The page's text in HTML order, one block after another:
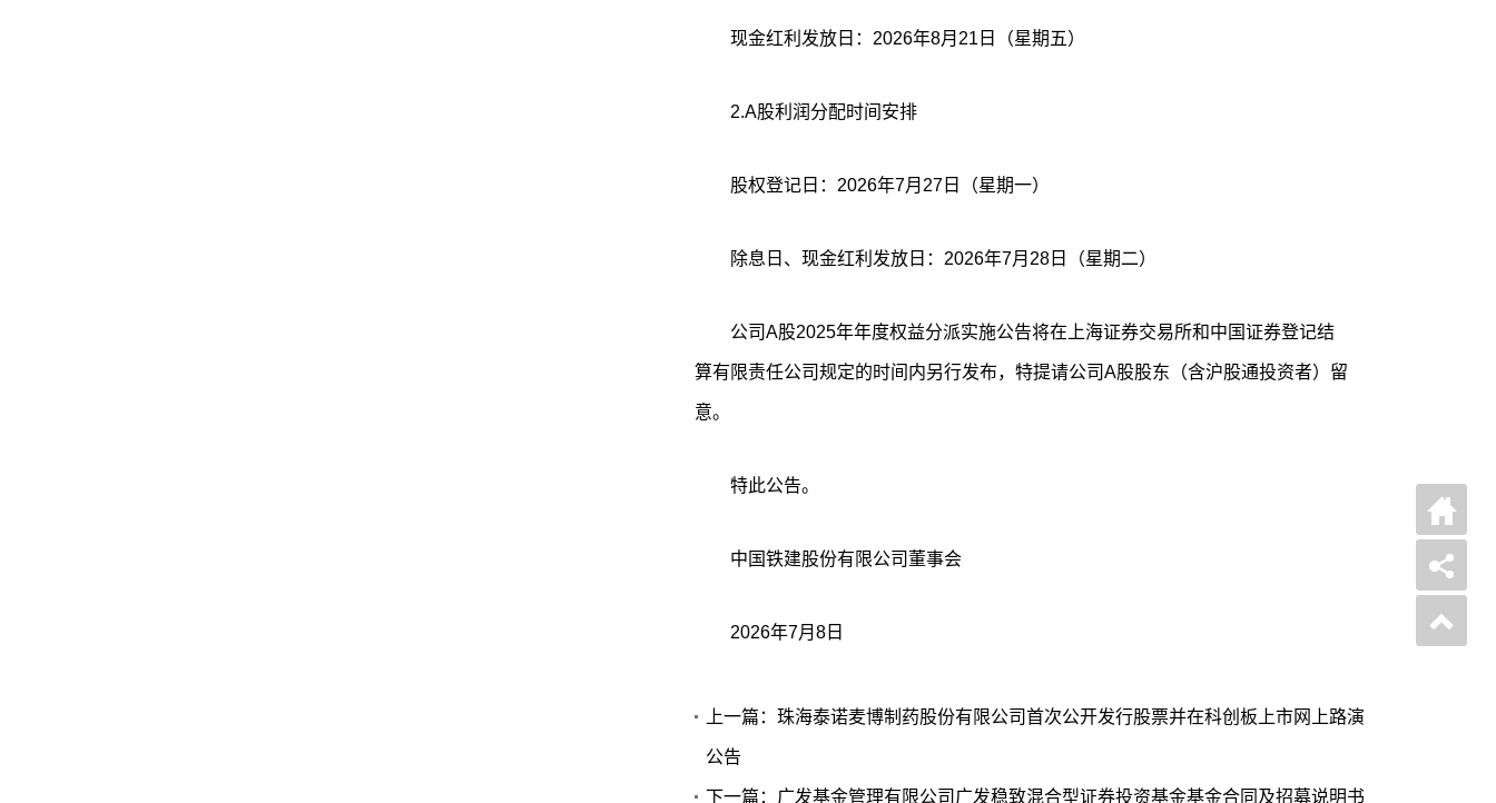
现金红利发放日：2026年8月21日（星期五）
2.A股利润分配时间安排
股权登记日：2026年7月27日（星期一）
除息日、现金红利发放日：2026年7月28日（星期二）
公司A股2025年年度权益分派实施公告将在上海证券交易所和中国证券登记结
算有限责任公司规定的时间内另行发布，特提请公司A股股东（含沪股通投资者）留
意。
特此公告。
中国铁建股份有限公司董事会
2026年7月8日
上一篇：珠海泰诺麦博制药股份有限公司首次公开发行股票并在科创板上市网上路演
公告
下一篇：广发基金管理有限公司广发稳致混合型证券投资基金基金合同及招募说明书